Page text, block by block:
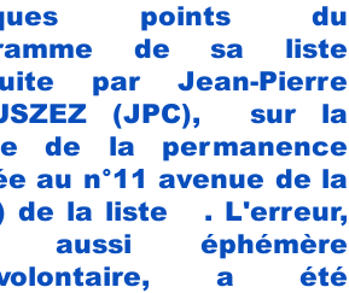
points du
par Jean-Pierre
(JPC),  sur la
au n°11 avenue de la
de la liste   . L'erreur,
aussi éphémère
a été